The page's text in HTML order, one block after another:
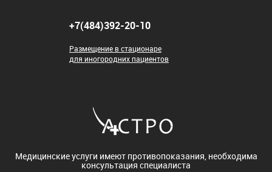
+7(484)392-20-10
Размещение в стационаре
для иногородних пациентов
Медицинские услуги имеют противопоказания, необходима
консультация специалиста